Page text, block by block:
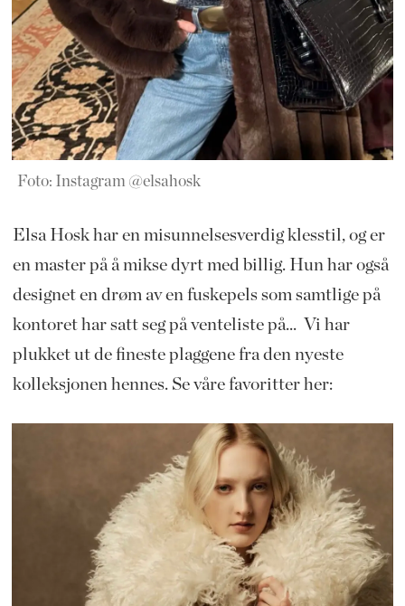
Foto: Instagram @elsahosk
Elsa Hosk har en misunnelsesverdig klesstil, og er
en master på å mikse dyrt med billig. Hun har også
designet en drøm av en fuskepels som samtlige på
kontoret har satt seg på venteliste på... Vi har
plukket ut de fineste plaggene fra den nyeste
kolleksjonen hennes. Se våre favoritter her: